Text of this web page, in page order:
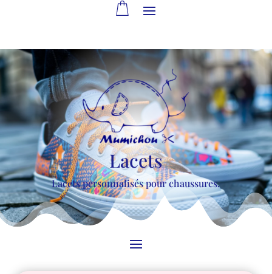
Lacets
Lacets personnalisés pour chaussures.